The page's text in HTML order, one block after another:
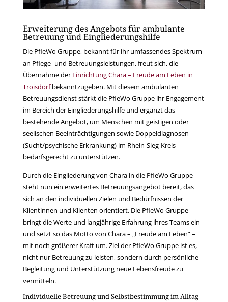
Erweiterung des Angebots für ambulante
Betreuung und Eingliederungshilfe
Die PfleWo Gruppe, bekannt für ihr umfassendes Spektrum
an Pflege- und Betreuungsleistungen, freut sich, die
Übernahme derEinrichtung Chara – Freude am Leben in
Troisdorfbekanntzugeben. Mit diesem ambulanten
Betreuungsdienst stärkt die PfleWo Gruppe ihr Engagement
im Bereich der Eingliederungshilfe und ergänzt das
bestehende Angebot, um Menschen mit geistigen oder
seelischen Beeinträchtigungen sowie Doppeldiagnosen
(Sucht/psychische Erkrankung) im Rhein-Sieg-Kreis
bedarfsgerecht zu unterstützen.
Durch die Eingliederung von Chara in die PfleWo Gruppe
steht nun ein erweitertes Betreuungsangebot bereit, das
sich an den individuellen Zielen und Bedürfnissen der
Klientinnen und Klienten orientiert. Die PfleWo Gruppe
bringt die Werte und langjährige Erfahrung ihres Teams ein
und setzt so das Motto von Chara – „Freude am Leben“ –
mit noch größerer Kraft um. Ziel der PfleWo Gruppe ist es,
nicht nur Betreuung zu leisten, sondern durch persönliche
Begleitung und Unterstützung neue Lebensfreude zu
vermitteln.
Individuelle Betreuung und Selbstbestimmung im Alltag